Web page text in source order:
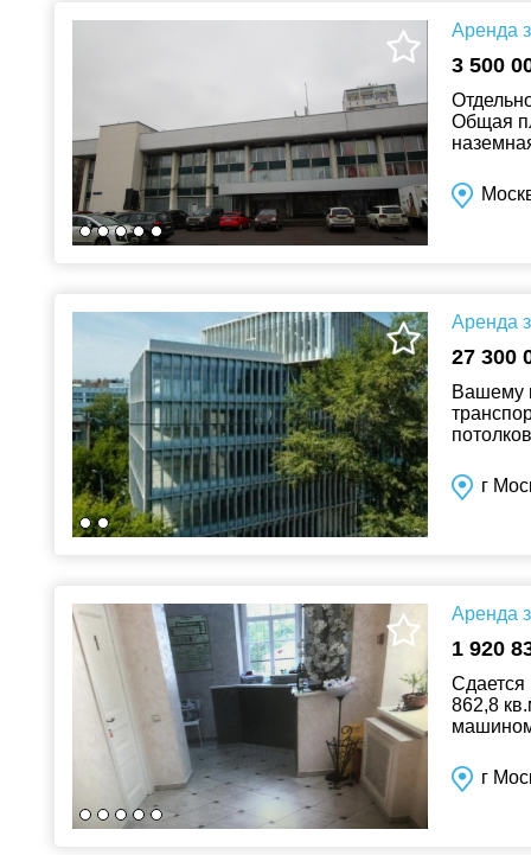
Аренда
3 500
Общая
Аренда
27 300
Вашему
г
Аренда
1 920
Сдается
862,8
г